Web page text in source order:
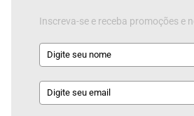
Inscreva-se e receba promoções e